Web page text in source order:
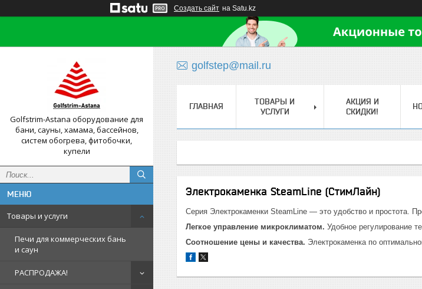
Создать сайт на Satu.kz
Golfstrim-Astana оборудование для
бани, сауны, хамама, бассейнов,
систем обогрева, фитобочки,
купели
Товары и услуги
Печи для коммерческих бань
и саун
РАСПРОДАЖА!
golfstep@mail.ru
ГЛАВНАЯ
ТОВАРЫ И
УСЛУГИ
АКЦИЯ И
СКИДКИ!
Электрокаменка SteamLine (СтимЛайн)
Серия Электрокаменки SteamLine — это удобство и простота.
Легкое управление микроклиматом. Удобное регулирование
Соотношение цены и качества. Электрокаменка по